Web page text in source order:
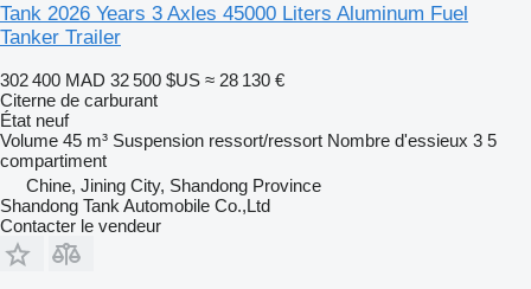
Tank 2026 Years 3 Axles 45000 Liters Aluminum Fuel
Tanker Trailer
302 400 MAD 32 500 $US ≈ 28 130 €
Citerne de carburant
État neuf
Volume 45 m³ Suspension ressort/ressort Nombre d'essieux 3 5
compartiment
Chine, Jining City, Shandong Province
Shandong Tank Automobile Co.,Ltd
Contacter le vendeur